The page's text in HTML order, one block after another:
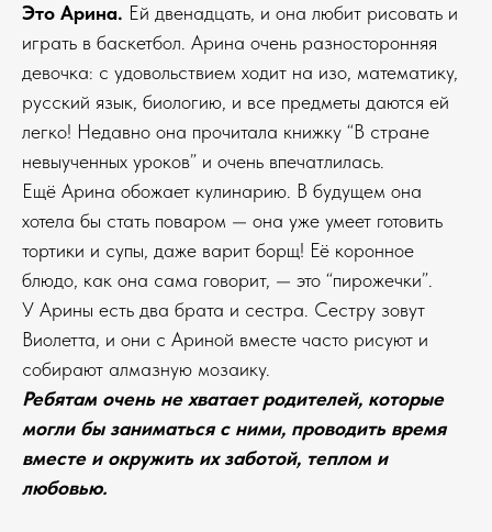
Это Арина. Ей двенадцать, и она любит рисовать и
играть в баскетбол. Арина очень разносторонняя
девочка: с удовольствием ходит на изо, математику,
русский язык, биологию, и все предметы даются ей
легко! Недавно она прочитала книжку “В стране
невыученных уроков” и очень впечатлилась.
Ещё Арина обожает кулинарию. В будущем она
хотела бы стать поваром — она уже умеет готовить
тортики и супы, даже варит борщ! Её коронное
блюдо, как она сама говорит, — это “пирожечки”.
У Арины есть два брата и сестра. Сестру зовут
Виолетта, и они с Ариной вместе часто рисуют и
собирают алмазную мозаику.
Ребятам очень не хватает родителей, которые
могли бы заниматься с ними, проводить время
вместе и окружить их заботой, теплом и
любовью.